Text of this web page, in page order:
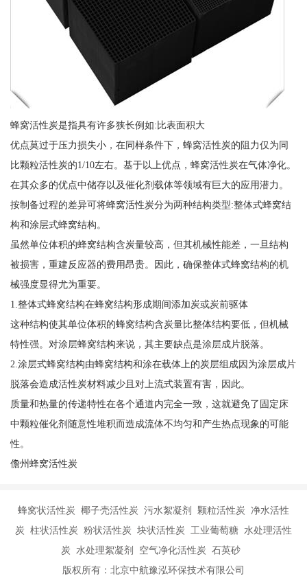
蜂窝活性炭是指具有许多狭长例如:比表面积大
优点莫过于压力损失小，在同样条件下，蜂窝活性炭的阻力仅为同
比颗粒活性炭的1/10左右。基于以上优点，蜂窝活性炭在气体净化。
在其众多的优点中储存以及催化剂载体等领域有巨大的应用潜力。
按制备过程的差异可将蜂窝活性炭分为两种结构类型:整体式蜂窝结
构和涂层式蜂窝结构。
虽然单位体积的蜂窝结构含炭量较高，但其机械性能差，一旦结构
被损害，重建反应器的费用昂贵。因此，确保整体式蜂窝结构的机
械强度显得尤为重要。
1.整体式蜂窝结构在蜂窝结构形成期间添加炭或炭前驱体
这种结构使其单位体积的蜂窝结构含炭量比整体结构要低，但机械
特性强。对涂层蜂窝结构来说，其主要缺点是涂层成片脱落。
2.涂层式蜂窝结构由蜂窝结构和涂在载体上的炭层组成因为涂层成片
脱落会造成活性炭材料减少且对上流式装置有害，因此。
质量和热量的传递特性在各个通道内完全一致，这就避免了固定床
中颗粒催化剂随意性堆积而造成流体不均匀和产生热点现象的可能
性。
儋州蜂窝活性炭
蜂窝状活性炭 椰子壳活性炭 污水絮凝剂 颗粒活性炭 净水活性
炭 柱状活性炭 粉状活性炭 块状活性炭 工业葡萄糖 水处理活性
炭 水处理絮凝剂 空气净化活性炭 石英砂
版权所有：北京中航豫泓环保技术有限公司